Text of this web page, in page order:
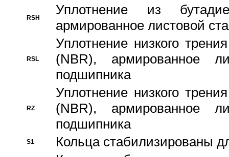
RSH
Уплотнение из
армированное листовой
RSL
Уплотнение низкого
(NBR), армированное
подшипника
RZ
Уплотнение низкого
(NBR), армированное
подшипника
S1 Кольца стабилизированы